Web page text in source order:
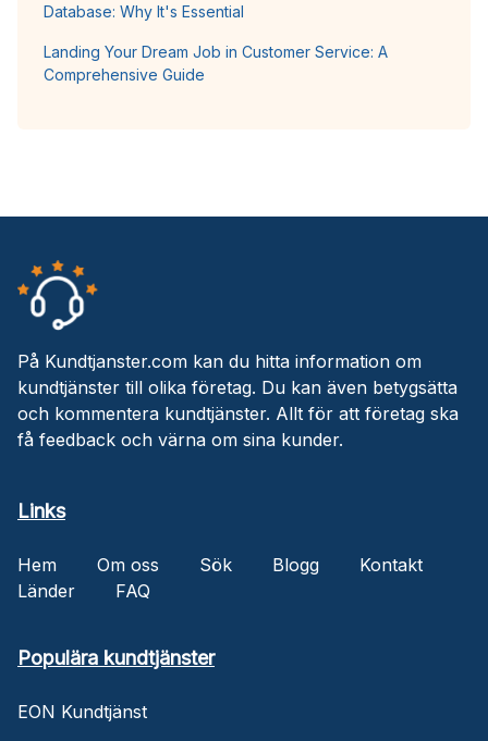
Database: Why It's Essential
Landing Your Dream Job in Customer Service: A
Comprehensive Guide
På Kundtjanster.com kan du hitta information om
kundtjänster till olika företag. Du kan även betygsätta
och kommentera kundtjänster. Allt för att företag ska
få feedback och värna om sina kunder.
Links
Hem Om oss Sök Blogg
Kontakt
Länder
FAQ
Populära kundtjänster
EON Kundtjänst